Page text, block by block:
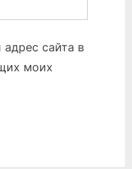
сайта в
моих